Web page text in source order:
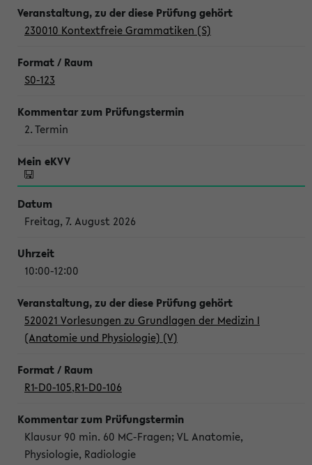
230010 Kontextfreie Grammatiken (S)
S0-123
2. Termin
Freitag, 7. August 2026
10:00-12:00
520021 Vorlesungen zu Grundlagen der Medizin I
(Anatomie und Physiologie) (V)
R1-D0-105,R1-D0-106
Klausur 90 min. 60 MC-Fragen; VL Anatomie,
Physiologie, Radiologie